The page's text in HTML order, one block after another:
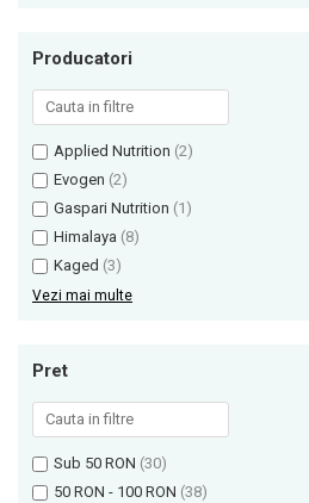
NOW Foods
Nutrend
Nutrex
Olimp Sport Nutrition
Optimum Nutrition
Osavi
PerfectShaker
PeScience
Puritan`s Pride
Raw Nutrition
REDCON1
Producatori
Applied Nutrition (2)
Evogen (2)
Gaspari Nutrition (1)
Himalaya (8)
Kaged (3)
Vezi mai multe
Pret
Sub 50 RON (30)
50 RON - 100 RON (38)